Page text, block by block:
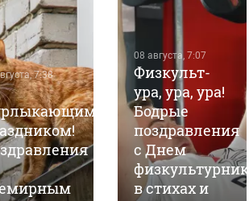
7:38
08 августа, 7:07
Физкульт-
ура, ура, ура!
Бодрые
поздравления
с Днем
физкультурника
в стихах и